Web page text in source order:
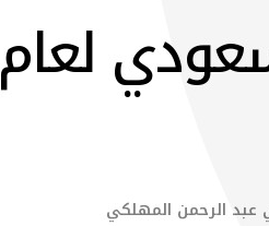
لعام
عبد الرحمن المهلكي